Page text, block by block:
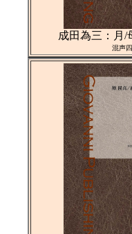
成田為三：月/
混声